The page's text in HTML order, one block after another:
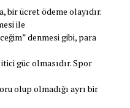
bir ücret ödeme olayıdır.
ile
denmesi gibi, para
güc olmasıdır. Spor
olup olmadığı ayrı bir